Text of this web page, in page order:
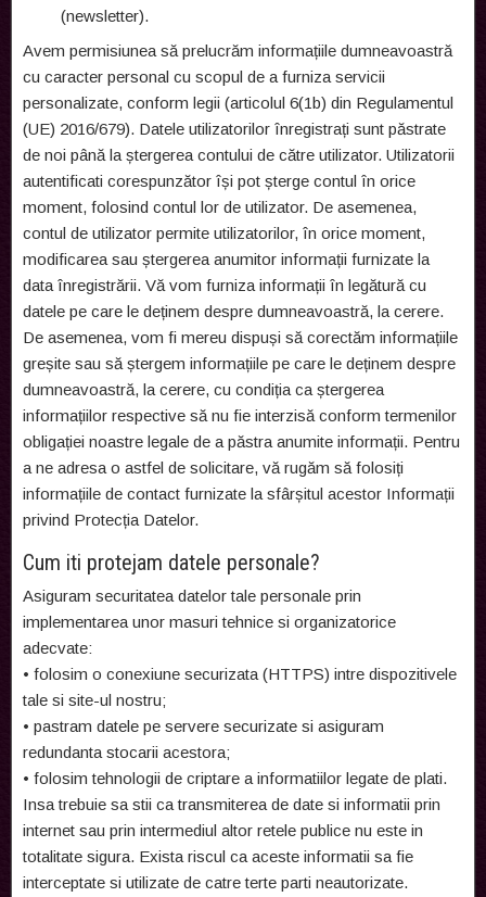
(newsletter).
Avem permisiunea să prelucrăm informațiile dumneavoastră
cu caracter personal cu scopul de a furniza servicii
personalizate, conform legii (articolul 6(1b) din Regulamentul
(UE) 2016/679). Datele utilizatorilor înregistrați sunt păstrate
de noi până la ștergerea contului de către utilizator. Utilizatorii
autentificati corespunzător își pot șterge contul în orice
moment, folosind contul lor de utilizator. De asemenea,
contul de utilizator permite utilizatorilor, în orice moment,
modificarea sau ștergerea anumitor informații furnizate la
data înregistrării. Vă vom furniza informații în legătură cu
datele pe care le deținem despre dumneavoastră, la cerere.
De asemenea, vom fi mereu dispuși să corectăm informațiile
greșite sau să ștergem informațiile pe care le deținem despre
dumneavoastră, la cerere, cu condiția ca ștergerea
informațiilor respective să nu fie interzisă conform termenilor
obligației noastre legale de a păstra anumite informații. Pentru
a ne adresa o astfel de solicitare, vă rugăm să folosiți
informațiile de contact furnizate la sfârșitul acestor Informații
privind Protecția Datelor.
Cum iti protejam datele personale?
Asiguram securitatea datelor tale personale prin
implementarea unor masuri tehnice si organizatorice
adecvate:
• folosim o conexiune securizata (HTTPS) intre dispozitivele
tale si site-ul nostru;
• pastram datele pe servere securizate si asiguram
redundanta stocarii acestora;
• folosim tehnologii de criptare a informatiilor legate de plati.
Insa trebuie sa stii ca transmiterea de date si informatii prin
internet sau prin intermediul altor retele publice nu este in
totalitate sigura. Exista riscul ca aceste informatii sa fie
interceptate si utilizate de catre terte parti neautorizate.